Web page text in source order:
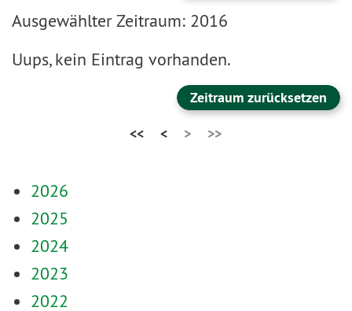
Ausgewählter Zeitraum: 2016
Uups, kein Eintrag vorhanden.
Zeitraum zurücksetzen
<<
< > >>
2026
2025
2024
2023
2022